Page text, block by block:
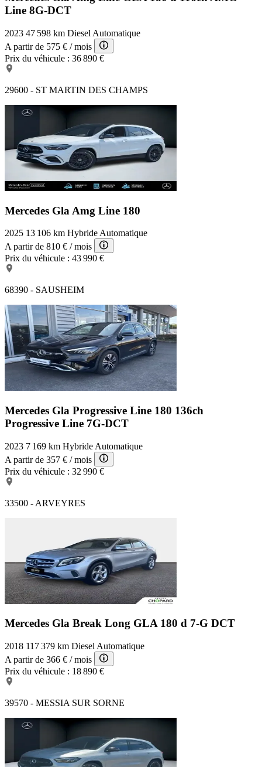
Line 8G-DCT
2023 47 598 km Diesel Automatique
A partir de 575 € / mois
Prix du véhicule : 36 890 €
29600 - ST MARTIN DES CHAMPS
Mercedes Gla Amg Line 180
2025 13 106 km Hybride Automatique
A partir de 810 € / mois
Prix du véhicule : 43 990 €
68390 - SAUSHEIM
Mercedes Gla Progressive Line 180 136ch
Progressive Line 7G-DCT
2023 7 169 km Hybride Automatique
A partir de 357 € / mois
Prix du véhicule : 32 990 €
33500 - ARVEYRES
Mercedes Gla Break Long GLA 180 d 7-G DCT
2018 117 379 km Diesel Automatique
A partir de 366 € / mois
Prix du véhicule : 18 890 €
39570 - MESSIA SUR SORNE